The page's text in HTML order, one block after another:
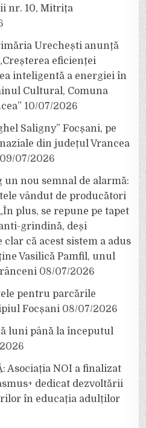
nr. 10, Mitrița
Urechești anunță
eficienței
inteligentă a energiei în
Cultural, Comuna
10/07/2026
Saligny” Focșani, pe
din județul Vrancea
09/07/2026
nou semnal de alarmă:
vândut de producători
plus, se repune pe tapet
grindină, deși
că acest sistem a adus
Vasilică Pamfil, unul
08/07/2026
pentru parcările
Focșani 08/07/2026
luni până la începutul
Asociația NOI a finalizat
dedicat dezvoltării
în educația adulților